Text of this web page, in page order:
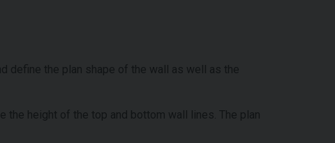
define the plan shape of the wall as well as the
the height of the top and bottom wall lines. The plan